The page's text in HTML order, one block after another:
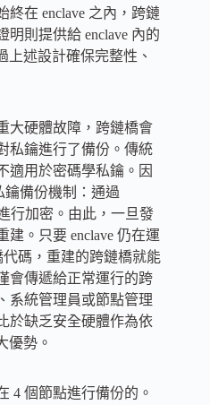
在 enclave 之內，跨鏈
則提供給 enclave 內的
述設計確保完整性、
大硬體故障，跨鏈橋會
私鑰進行了備份。傳統
適用於密碼學私鑰。因
鑰備份機制：通過
行加密。由此，一旦發
。只要 enclave 仍在運
碼，重建的跨鏈橋就能
會傳遞給正常運行的跨
系統管理員或節點管理
於缺乏安全硬體作為依
優勢。
4 個節點進行備份的。